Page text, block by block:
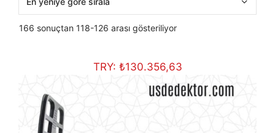
166 sonuçtan 118-126 arası gösteriliyorEn
sıralandı
TRY: ₺130.356,63